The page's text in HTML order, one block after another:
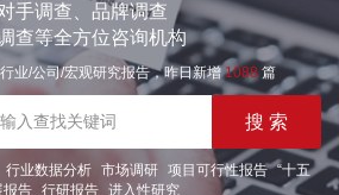
手调查、品牌调查
查等全方位咨询机构
业/公司/宏观研究报告，昨日新增1088篇
行业数据分析 市场调研 项目可行性报告 “十五
报告 行研报告 进入性研究